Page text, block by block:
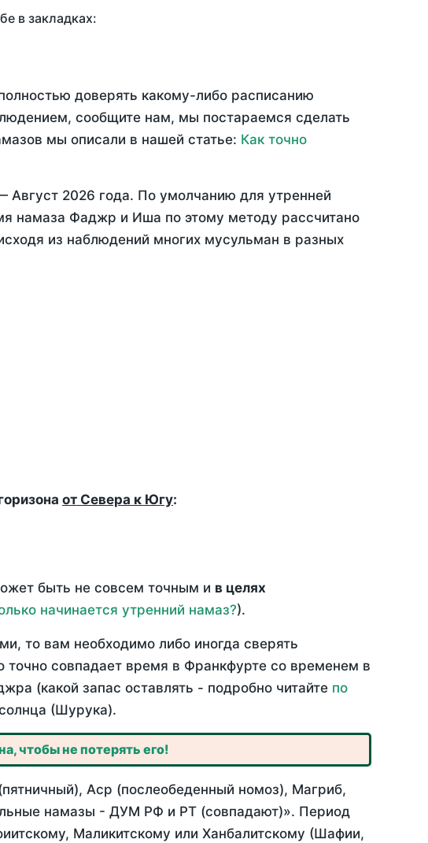
в закладках:
доверять какому-либо расписанию
сообщите нам, мы постараемся сделать
мы описали в нашей статье: Как точно
Август 2026 года. По умолчанию для утренней
намаза Фаджр и Иша по этому методу рассчитано
из наблюдений многих мусульман в разных
от Севера к Югу:
быть не совсем точным и в целях
начинается утренний намаз?).
то вам необходимо либо иногда сверять
точно совпадает время в Франкфурте со временем в
(какой запас оставлять - подробно читайте по
(Шурука).
чтобы не потерять его!
Аср (послеобеденный номоз), Магриб,
намазы - ДУМ РФ и РТ (совпадают)». Период
Маликитскому или Ханбалитскому (Шафии,